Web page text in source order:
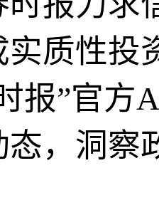
实质性投
报”官方
态，洞察